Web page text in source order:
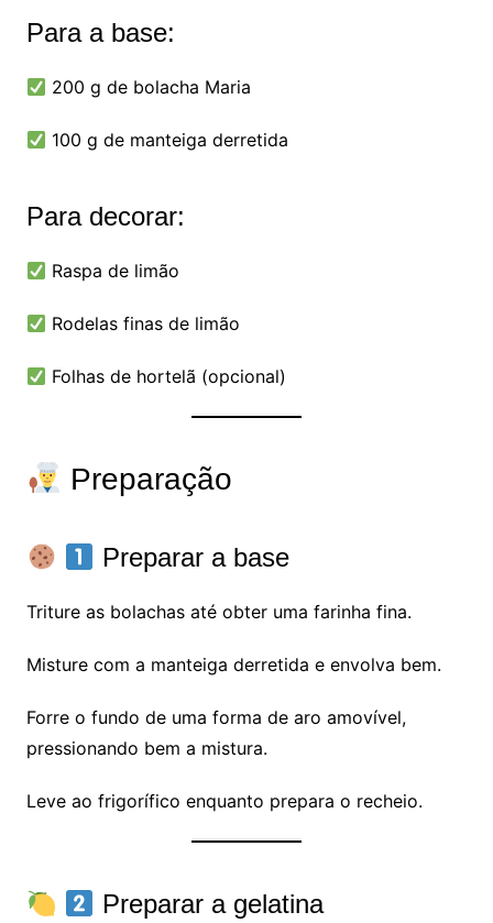
Para a base:
200 g de bolacha Maria
100 g de manteiga derretida
Para decorar:
Raspa de limão
Rodelas finas de limão
Folhas de hortelã (opcional)
Preparação
Preparar a base
Triture as bolachas até obter uma farinha fina.
Misture com a manteiga derretida e envolva bem.
Forre o fundo de uma forma de aro amovível,
pressionando bem a mistura.
Leve ao frigorífico enquanto prepara o recheio.
Preparar a gelatina